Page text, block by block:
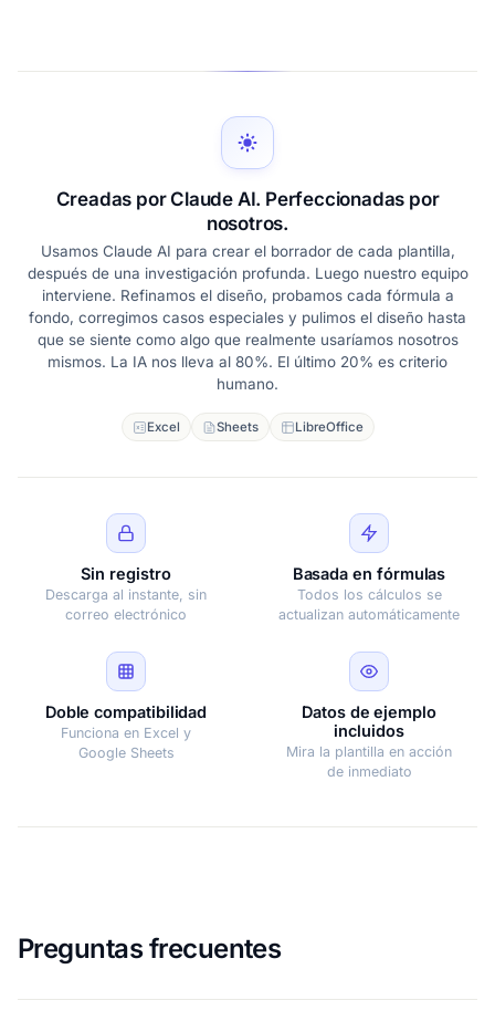
Creadas por Claude AI. Perfeccionadas por
nosotros.
Usamos Claude AI para crear el borrador de cada plantilla,
después de una investigación profunda. Luego nuestro equipo
interviene. Refinamos el diseño, probamos cada fórmula a
fondo, corregimos casos especiales y pulimos el diseño hasta
que se siente como algo que realmente usaríamos nosotros
mismos. La IA nos lleva al 80%. El último 20% es criterio
humano.
Excel Sheets LibreOffice
Sin registro
Descarga al instante, sin
correo electrónico
Basada en fórmulas
Todos los cálculos se
actualizan automáticamente
Doble compatibilidad
Funciona en Excel y
Google Sheets
Datos de ejemplo
incluidos
Mira la plantilla en acción
de inmediato
Preguntas frecuentes